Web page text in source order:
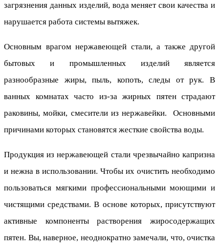
загрязнения данных изделий, вода меняет свои качества и
нарушается работа системы вытяжек.
Основным врагом нержавеющей стали, а также другой
бытовых и промышленных изделий является
разнообразные жиры, пыль, копоть, следы от рук. В
ванных комнатах часто из-за жирных пятен страдают
раковины, мойки, смесители из нержавейки. Основными
причинами которых становятся жесткие свойства воды.
Продукция из нержавеющей стали чрезвычайно капризна
и нежна в использовании. Чтобы их очистить необходимо
пользоваться мягкими профессиональными моющими и
чистящими средствами. В основе которых, присутствуют
активные компоненты растворения жиросодержащих
пятен. Вы, наверное, неоднократно замечали, что, очистка